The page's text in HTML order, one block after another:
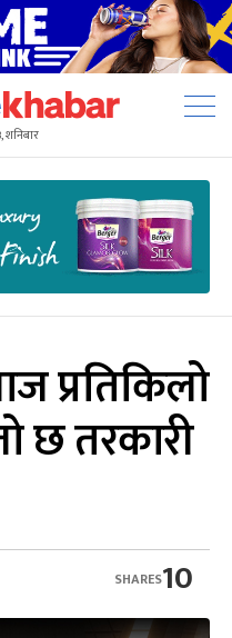
शनिबार
प्रतिकिलो
छ तरकारी
10
SHARES